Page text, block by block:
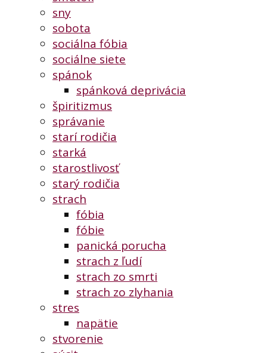
sny
sobota
sociálna fóbia
sociálne siete
spánok
spánková deprivácia
špiritizmus
správanie
starí rodičia
starká
starostlivosť
starý rodičia
strach
fóbia
fóbie
panická porucha
strach z ľudí
strach zo smrti
strach zo zlyhania
stres
napätie
stvorenie